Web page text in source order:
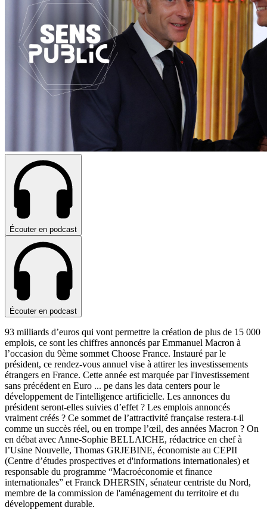
Écouter en podcast
Écouter en podcast
93 milliards d’euros qui vont permettre la création de plus de 15 000
emplois, ce sont les chiffres annoncés par Emmanuel Macron à
l’occasion du 9ème sommet Choose France. Instauré par le
président, ce rendez-vous annuel vise à attirer les investissements
étrangers en France. Cette année est marquée par l'investissement
sans précédent en Euro ... pe dans les data centers pour le
développement de l'intelligence artificielle. Les annonces du
président seront-elles suivies d’effet ? Les emplois annoncés
vraiment créés ? Ce sommet de l’attractivité française restera-t-il
comme un succès réel, ou en trompe l’œil, des années Macron ? On
en débat avec Anne-Sophie BELLAICHE, rédactrice en chef à
l’Usine Nouvelle, Thomas GRJEBINE, économiste au CEPII
(Centre d’études prospectives et d'informations internationales) et
responsable du programme “Macroéconomie et finance
internationales” et Franck DHERSIN, sénateur centriste du Nord,
membre de la commission de l'aménagement du territoire et du
développement durable.